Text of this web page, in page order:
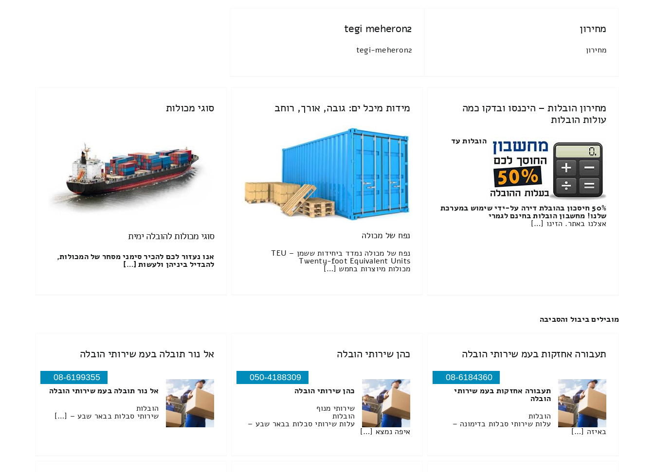
מחירון
מחירון
tegi meheron2
tegi-meheron2
מחירון הובלות – היכנסו ובדקו כמה
עולות הובלות
הובלות עד
50% חיסכון בהובלת דירה על-ידי שימוש במערכת
שלנו! מחשבון הובלות בחינם לגמרי
אצלנו באתר. הזינו […]
מידות מיכל ים: גובה, אורך, רוחב
נפח של מכולה
נפח של מכולה נמדד ביחידות ששמן TEU –
Twenty-foot Equivalent Units
מכולות מיוצרות בחמש […]
סוגי מכולות
סוגי מכולות להובלה ימית
אנו נעזור לכם להכיר סימני מסחר של המכולות,
להבדיל ביניהן ולעשות […]
מובילים ביבול והסביבה
תעבורה אחזקות בעמ שירותי הובלה
08-6184360
תעבורה אחזקות בעמ שירותי
הובלה
הובלות
עלות שירותי סבלות בדימונה –
באיזה […]
כהן שירותי הובלה
050-4188309
כהן שירותי הובלה
שירותי מנוף
הובלות
עלות שירותי סבלות בבאר שבע –
איפה נמצא […]
אל נור תובלה בעמ שירותי הובלה
08-6199355
אל נור תובלה בעמ שירותי הובלה
הובלות
שירותי סבלות בבאר שבע – […]